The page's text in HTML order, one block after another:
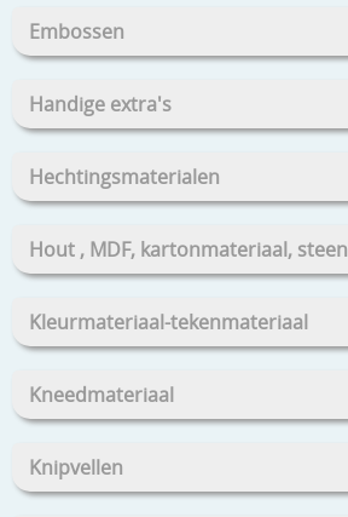
Embossen
Handige extra's
Hechtingsmaterialen
Hout , MDF, kartonmateriaal, steen
Kleurmateriaal-tekenmateriaal
Kneedmateriaal
Knipvellen